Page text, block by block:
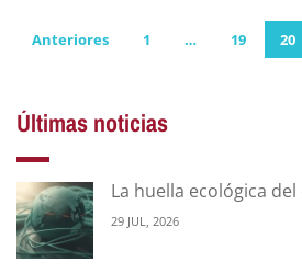
Paginación
de
entradas
Anteriores 1 … 19 20
Últimas noticias
La huella ecológica
29 JUL, 2026